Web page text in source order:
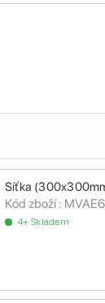
Síťka
Kód zboží :
4+ Skladem